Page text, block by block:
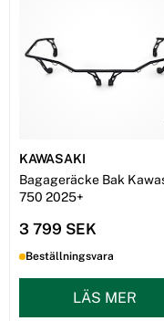
KAWASAKI
Bagageräcke Bak
750 2025+
3 799 SEK
Beställningsvara
LÄS MER